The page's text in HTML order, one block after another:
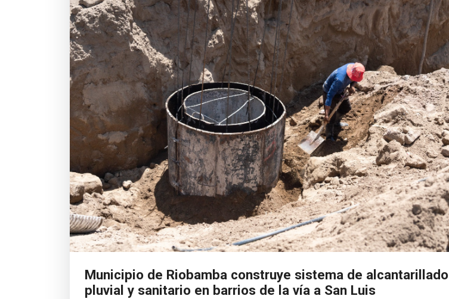
Municipio de Riobamba construye sistema de alcantarillado
pluvial y sanitario en barrios de la vía a San Luis